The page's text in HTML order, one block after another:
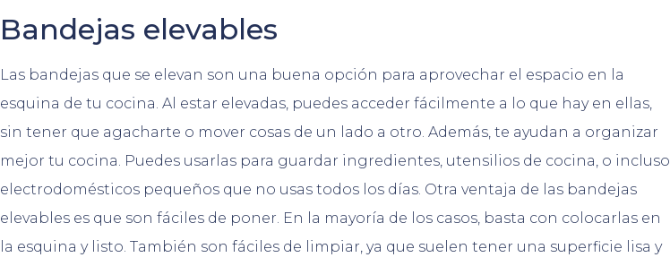
Bandejas elevables
Las bandejas que se elevan son una buena opción para aprovechar el espacio en la
esquina de tu cocina. Al estar elevadas, puedes acceder fácilmente a lo que hay en ellas,
sin tener que agacharte o mover cosas de un lado a otro. Además, te ayudan a organizar
mejor tu cocina. Puedes usarlas para guardar ingredientes, utensilios de cocina, o incluso
electrodomésticos pequeños que no usas todos los días. Otra ventaja de las bandejas
elevables es que son fáciles de poner. En la mayoría de los casos, basta con colocarlas en
la esquina y listo. También son fáciles de limpiar, ya que suelen tener una superficie lisa y